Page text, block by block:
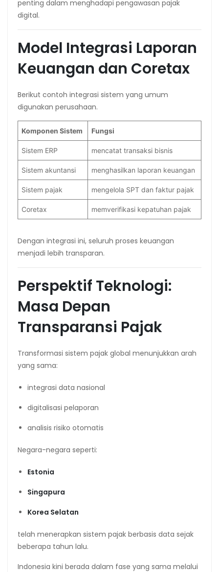
penting dalam menghadapi pengawasan pajak
digital.
Model Integrasi Laporan
Keuangan dan Coretax
Berikut contoh integrasi sistem yang umum
digunakan perusahaan.
Komponen Sistem Fungsi
Sistem ERP mencatat transaksi bisnis
Sistem akuntansi menghasilkan laporan keuangan
Sistem pajak mengelola SPT dan faktur pajak
Coretax memverifikasi kepatuhan pajak
Dengan integrasi ini, seluruh proses keuangan
menjadi lebih transparan.
Perspektif Teknologi:
Masa Depan
Transparansi Pajak
Transformasi sistem pajak global menunjukkan arah
yang sama:
integrasi data nasional
digitalisasi pelaporan
analisis risiko otomatis
Negara-negara seperti:
Estonia
Singapura
Korea Selatan
telah menerapkan sistem pajak berbasis data sejak
beberapa tahun lalu.
Indonesia kini berada dalam fase yang sama melalui